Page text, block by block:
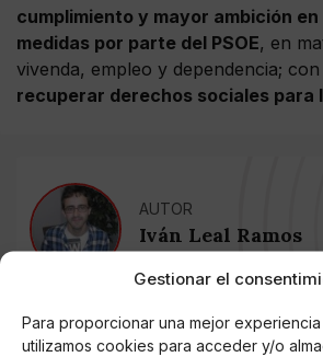
Gestionar el
Para proporcionar una mejor experiencia
utilizamos cookies para acceder y/o
cumplimiento y mayor ambición
medidas por parte del PSOE, en
vivenda, empleo y dependencia;
recuperar derechos sociales para
AUTOR
Iván Leal Ramos
Noticias relacionadas